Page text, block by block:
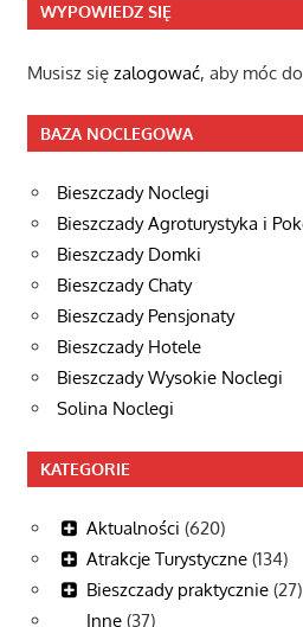
WYPOWIEDZ SIĘ
Musisz się zalogować, aby móc
BAZA NOCLEGOWA
Bieszczady Noclegi
Bieszczady Agroturystyka i
Bieszczady Domki
Bieszczady Chaty
Bieszczady Pensjonaty
Bieszczady Hotele
Bieszczady Wysokie Noclegi
Solina Noclegi
KATEGORIE
Aktualności (620)
Atrakcje Turystyczne (134)
Bieszczady praktycznie (27)
Inne (37)